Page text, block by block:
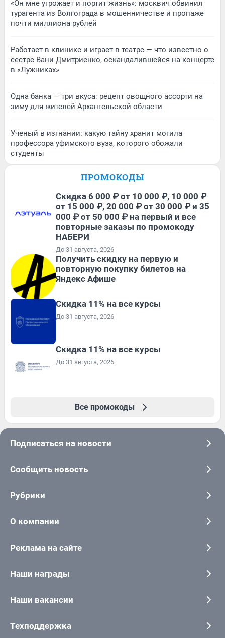
«Он мне угрожает и портит жизнь»: москвич обвинил
турагента из Волгограда в мошенничестве и пропаже
почти миллиона рублей
Работает в клинике и играет в театре — что известно о
сестре Вани Дмитриенко, оскандалившейся на концерте
в «Лужниках»
Одна банка — три вкуса: рецепт овощного ассорти на
зиму для жителей Архангельской области
Ученый в изгнании: какую тайну хранит могила
профессора уфимского вуза, которого обожали
студенты
ПРОМОКОДЫ
Скидка 6 000 ₽ от 10 000 ₽, 10 000 ₽
от 15 000 ₽, 20 000 ₽ от 30 000 ₽ и 35
000 ₽ от 50 000 ₽ на первый и все
повторные заказы по промокоду
НАБЕРИ
До 31 августа, 2026
Получить скидку на первую и
повторную покупку билетов на
Яндекс Афише
Скидка 11% на все курсы
До 31 августа, 2026
Скидка 11% на все курсы
До 31 августа, 2026
Все промокоды
Подписаться на новости
Сообщить новость
Рубрики
О компании
Реклама на сайте
Наши награды
Наши вакансии
Техподдержка